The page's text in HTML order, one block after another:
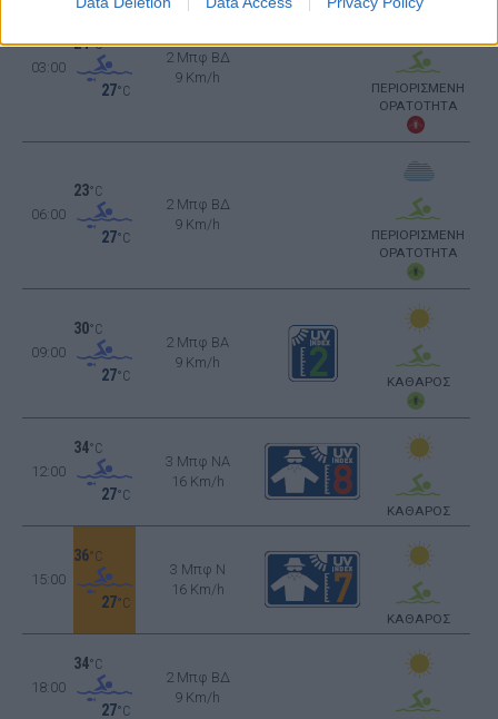
03:00
24°C
27°C
2 Μπφ ΒΔ
9 Km/h
ΠΕΡΙΟΡΙΣΜΕΝΗ
ΟΡΑΤΟΤΗΤΑ
06:00
23°C
27°C
2 Μπφ ΒΔ
9 Km/h
ΠΕΡΙΟΡΙΣΜΕΝΗ
ΟΡΑΤΟΤΗΤΑ
09:00
30°C
27°C
2 Μπφ BA
9 Km/h
ΚΑΘΑΡΟΣ
12:00
34°C
27°C
3 Μπφ NA
16 Km/h
ΚΑΘΑΡΟΣ
15:00
36°C
27°C
3 Μπφ N
16 Km/h
ΚΑΘΑΡΟΣ
18:00
34°C
27°C
2 Μπφ ΒΔ
9 Km/h